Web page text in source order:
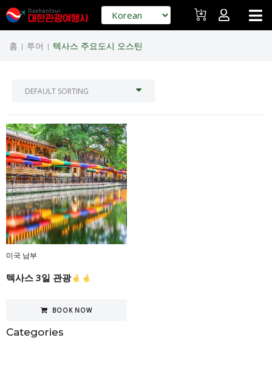
홈 | 투어 | 텍사스 주요도시 오스틴
Categories
미국 남부
텍사스 3일 관광
BOOK NOW